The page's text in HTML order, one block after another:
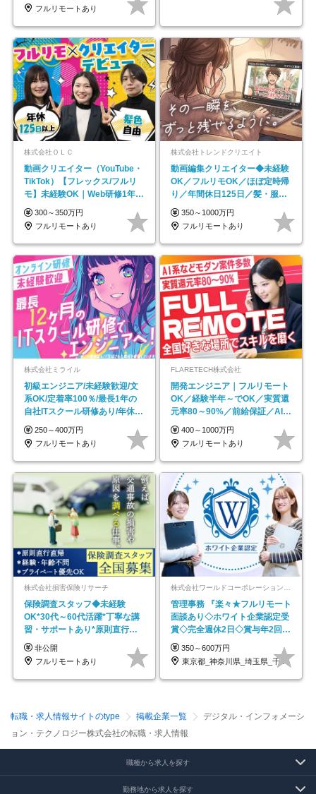
フルリモートあり
株式会社ＯＬＣ
動画クリエイター（YouTube・
TikTok）【フレックス/フルリ
モ】未経験OK｜Web研修1年間
｜副業OK
300～350万円
フルリモートあり
株式会社トレンドクリエイト
動画編集クリエイター◆未経験
OK／フルリモOK／ほぼ定時帰
り／年間休日125日／髪・服・
ネイル自由／副業OK
350～1000万円
フルリモートあり
株式会社ミライル
初級エンジニア/未経験歓迎/文
系OK/定着率100％/最長1年の
自社ITスクール研修あり/年休
130日
250～400万円
フルリモートあり
FLARETECH株式会社
開発エンジニア｜フルリモート
OK／経験半年～でOK／実質還
元率80～90%／前給保証／AI系
など最先端案件多数
400～1000万円
フルリモートあり
株式会社損害保険リサーチ
保険調査スタッフ◆未経験
OK*30代～60代活躍*丁寧な講
習・サポートあり*原則直行直
帰／全国募集・業務委託
非公開
フルリモートあり
管理事務 『楽々★フルリモート
面談あり◇ホワイト企業認定受
賞◇完全週休2日◇賞与年2回
/p13
350～600万円
東京都_神奈川県_埼玉県_千葉県_大阪府…
転職・求人情報サイトのtype 掲載企業一覧
デジタル・インフォメーシ
ョン・テクノロジー株式会社の転職・求人情報
職種から求人を探す
勤務地から求人を探す